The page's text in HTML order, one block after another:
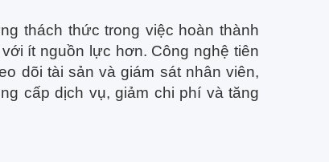
thách thức trong việc hoàn thành
ít nguồn lực hơn. Công nghệ tiên
dõi tài sản và giám sát nhân viên,
cấp dịch vụ, giảm chi phí và tăng